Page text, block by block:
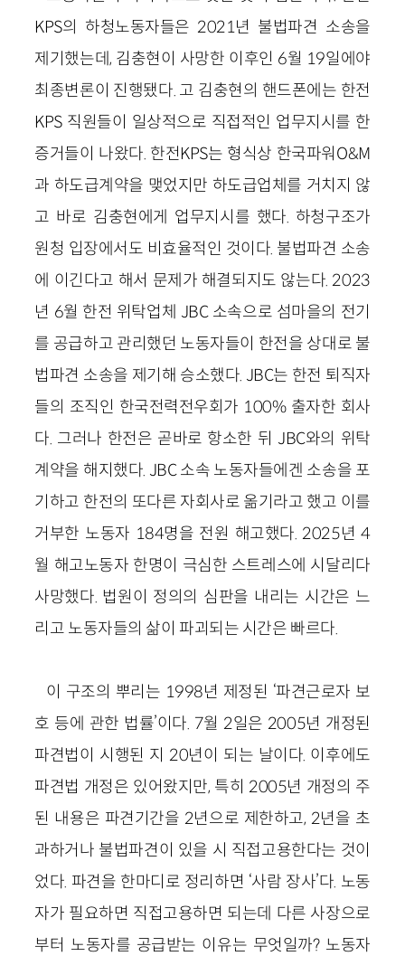
KPS의 하청노동자들은 2021년 불법파견 소송을
제기했는데, 김충현이 사망한 이후인 6월 19일에야
최종변론이 진행됐다. 고 김충현의 핸드폰에는 한전
KPS 직원들이 일상적으로 직접적인 업무지시를 한
증거들이 나왔다. 한전KPS는 형식상 한국파워O&M
과 하도급계약을 맺었지만 하도급업체를 거치지 않
고 바로 김충현에게 업무지시를 했다. 하청구조가
원청 입장에서도 비효율적인 것이다. 불법파견 소송
에 이긴다고 해서 문제가 해결되지도 않는다. 2023
년 6월 한전 위탁업체 JBC 소속으로 섬마을의 전기
를 공급하고 관리했던 노동자들이 한전을 상대로 불
법파견 소송을 제기해 승소했다. JBC는 한전 퇴직자
들의 조직인 한국전력전우회가 100% 출자한 회사
다. 그러나 한전은 곧바로 항소한 뒤 JBC와의 위탁
계약을 해지했다. JBC 소속 노동자들에겐 소송을 포
기하고 한전의 또다른 자회사로 옮기라고 했고 이를
거부한 노동자 184명을 전원 해고했다. 2025년 4
월 해고노동자 한명이 극심한 스트레스에 시달리다
사망했다. 법원이 정의의 심판을 내리는 시간은 느
리고 노동자들의 삶이 파괴되는 시간은 빠르다.
이 구조의 뿌리는 1998년 제정된 ‘파견근로자 보
호 등에 관한 법률’이다. 7월 2일은 2005년 개정된
파견법이 시행된 지 20년이 되는 날이다. 이후에도
파견법 개정은 있어왔지만, 특히 2005년 개정의 주
된 내용은 파견기간을 2년으로 제한하고, 2년을 초
과하거나 불법파견이 있을 시 직접고용한다는 것이
었다. 파견을 한마디로 정리하면 ‘사람 장사’다. 노동
자가 필요하면 직접고용하면 되는데 다른 사장으로
부터 노동자를 공급받는 이유는 무엇일까? 노동자